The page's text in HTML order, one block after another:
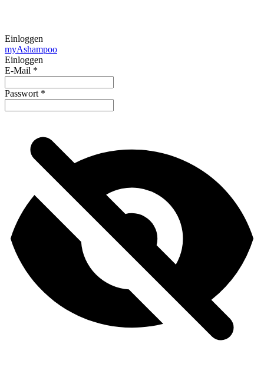
Einloggen
myAshampoo
Einloggen
E-Mail *
Passwort *